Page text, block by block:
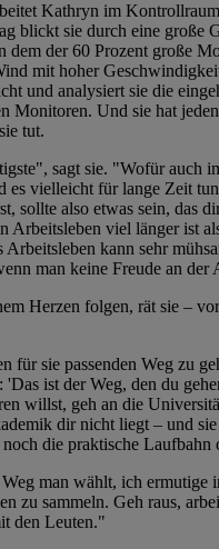
Kathryn im
blickt sie durch eine große
dem der 60 Prozent große
mit hoher
und analysiert sie die
Monitoren. Und sie hat
tut.
sagt sie. "Wofür auch
es vielleicht für lange Zeit
sollte also etwas sein, das
Arbeitsleben viel länger ist
Arbeitsleben kann sehr
man keine Freude an der
Herzen folgen, rät sie –
für sie passenden Weg zu
'Das ist der Weg, den du
willst, geh an die
dir nicht liegt – und
die praktische Laufbahn
man wählt, ich ermutige
zu sammeln. Geh raus,
den Leuten."